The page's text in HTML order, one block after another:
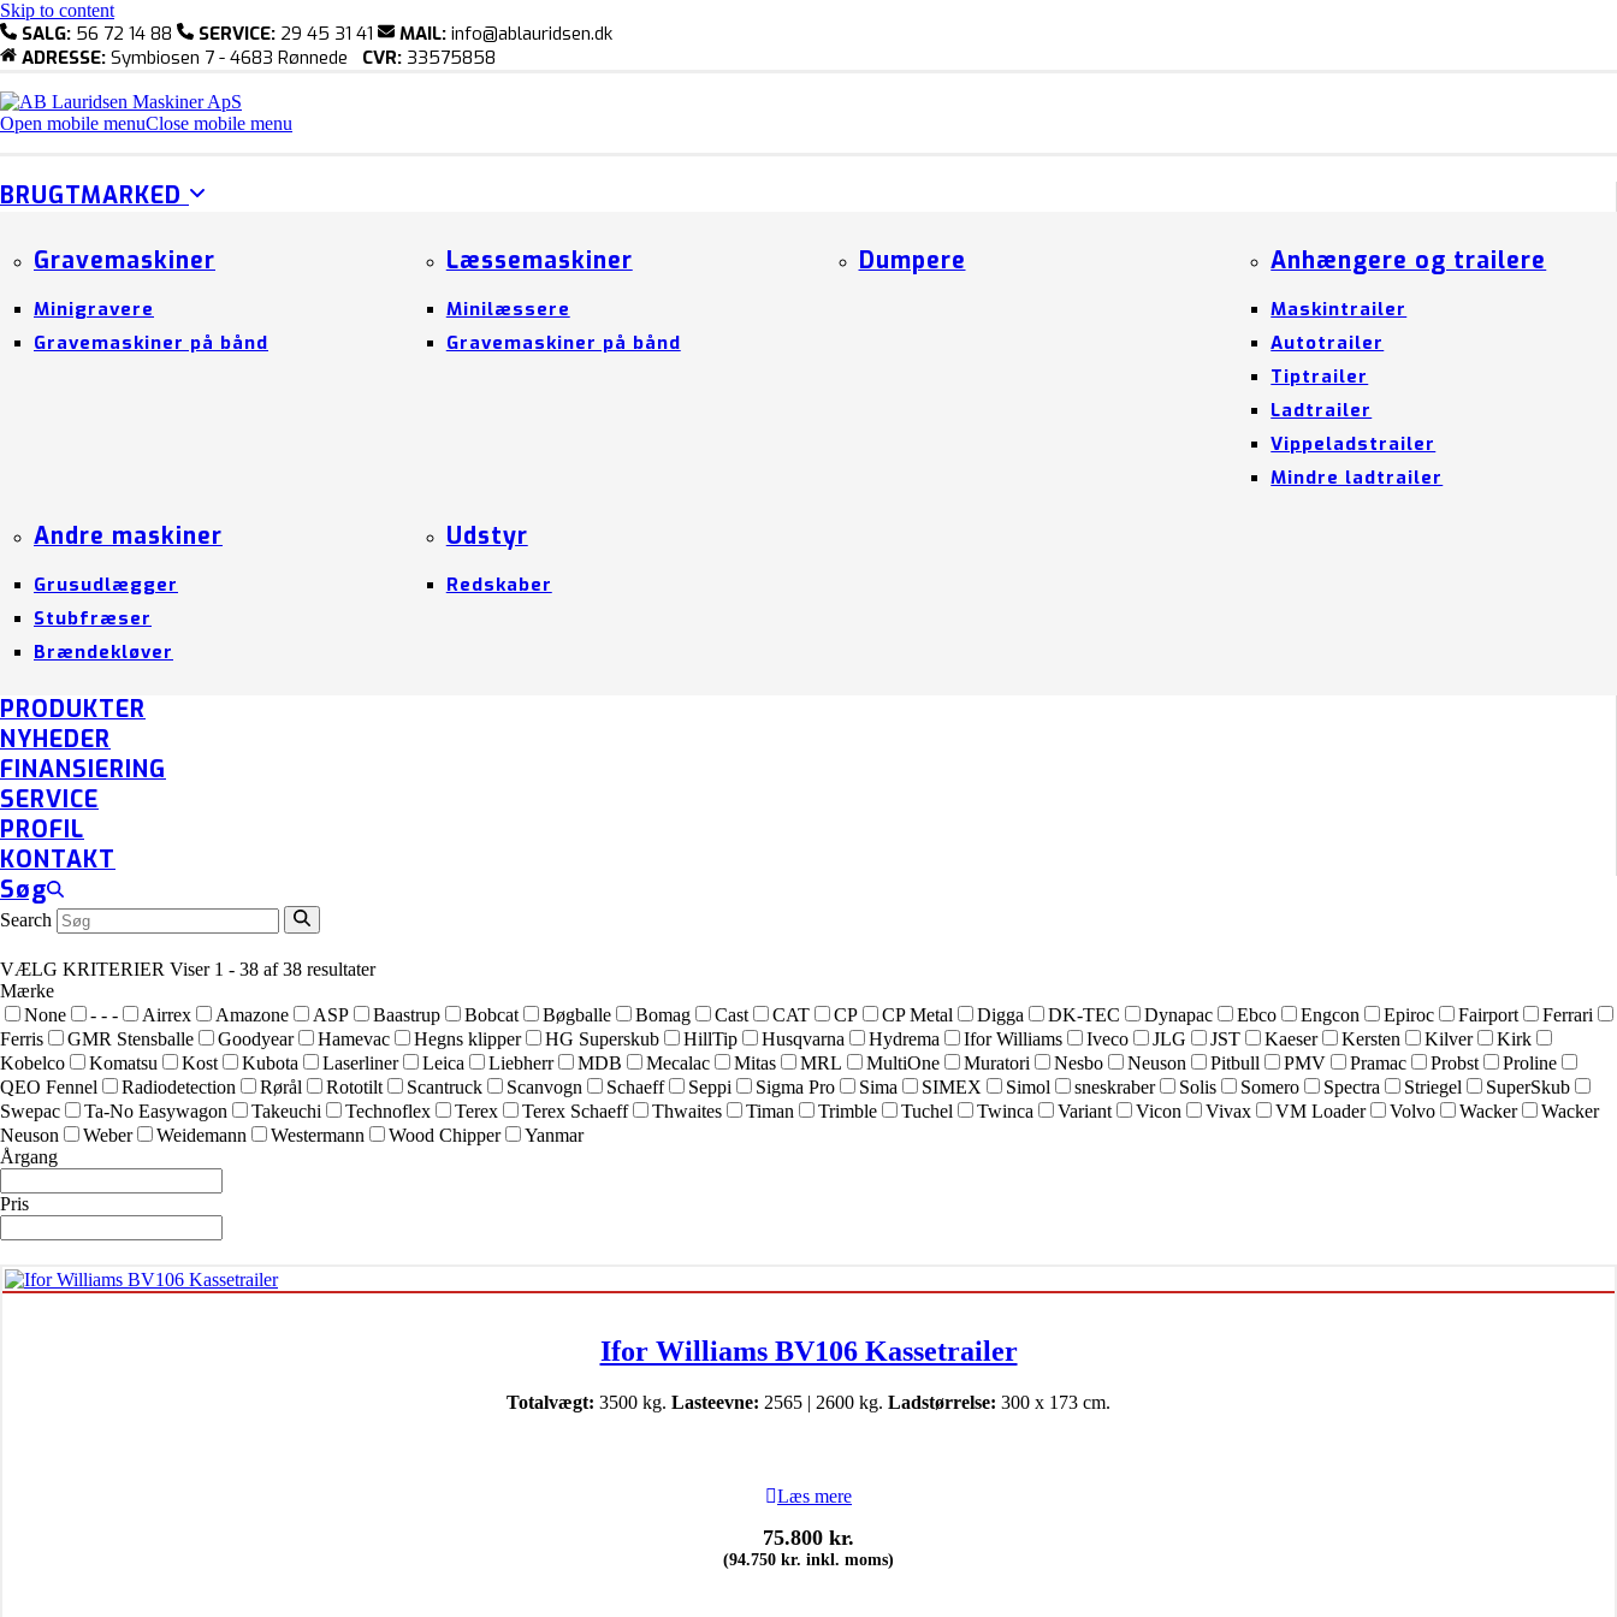
Skip to content
SALG: 56 72 14 88 SERVICE: 29 45 31 41 MAIL: info@ablauridsen.dk
ADRESSE: Symbiosen 7 - 4683 Rønnede CVR: 33575858
Open mobile menuClose mobile menu
BRUGTMARKED
Gravemaskiner
Minigravere
Gravemaskiner på bånd
Læssemaskiner
Minilæssere
Gravemaskiner på bånd
Dumpere Anhængere og trailere
Maskintrailer
Autotrailer
Tiptrailer
Ladtrailer
Vippeladstrailer
Mindre ladtrailer
Andre maskiner
Grusudlægger
Stubfræser
Brændekløver
Udstyr
Redskaber
PRODUKTER
NYHEDER
FINANSIERING
SERVICE
PROFIL
KONTAKT
Søg
Search
VÆLG KRITERIER Viser 1 - 38 af 38 resultater
Mærke
None
- - - Airrex Amazone ASP Baastrup Bobcat Bøgballe Bomag Cast CAT CP CP Metal Digga DK-TEC Dynapac Ebco Engcon Epiroc Fairport
Ferrari
Ferris
GMR Stensballe Goodyear Hamevac Hegns klipper HG Superskub HillTip Husqvarna Hydrema Ifor Williams Iveco JLG JST Kaeser Kersten Kilver
Kirk
Kobelco
Komatsu Kost Kubota Laserliner Leica Liebherr MDB Mecalac Mitas MRL MultiOne Muratori Nesbo Neuson Pitbull PMV Pramac Probst
Proline
QEO Fennel
Radiodetection Rørål Rototilt Scantruck Scanvogn Schaeff Seppi Sigma Pro Sima SIMEX Simol sneskraber Solis Somero Spectra Striegel
SuperSkub
Swepac
Ta-No Easywagon Takeuchi Technoflex Terex Terex Schaeff Thwaites Timan Trimble Tuchel Twinca Variant Vicon Vivax VM Loader Volvo Wacker
Wacker
Neuson
Weber Weidemann Westermann Wood Chipper
Yanmar
Årgang
Pris
Ifor Williams BV106 Kassetrailer
Totalvægt: 3500 kg. Lasteevne: 2565 | 2600 kg. Ladstørrelse: 300 x 173 cm.
Læs mere
75.800 kr.
(94.750 kr. inkl. moms)